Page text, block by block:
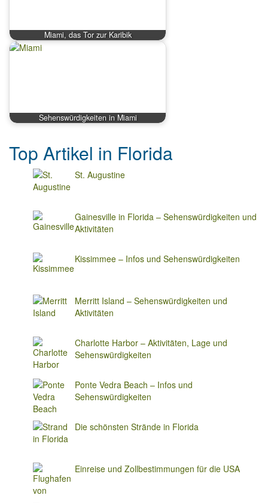
Miami, das Tor zur Karibik
Sehenswürdigkeiten in Miami
Top Artikel in Florida
St. Augustine
Gainesville in Florida – Sehenswürdigkeiten und
Aktivitäten
Kissimmee – Infos und Sehenswürdigkeiten
Merritt Island – Sehenswürdigkeiten und
Aktivitäten
Charlotte Harbor – Aktivitäten, Lage und
Sehenswürdigkeiten
Ponte Vedra Beach – Infos und
Sehenswürdigkeiten
Die schönsten Strände in Florida
Einreise und Zollbestimmungen für die USA